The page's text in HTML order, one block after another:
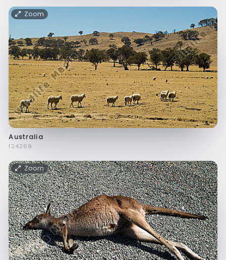
Zoom
Australia
f24269
Zoom